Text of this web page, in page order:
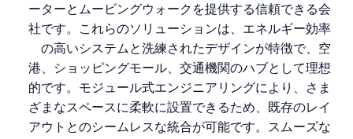
ーターとムービングウォークを提供する信頼できる会
社です。これらのソリューションは、エネルギー効率
の高いシステムと洗練されたデザインが特徴で、空
港、ショッピングモール、交通機関のハブとして理想
的です。モジュール式エンジニアリングにより、さま
ざまなスペースに柔軟に設置できるため、既存のレイ
アウトとのシームレスな統合が可能です。スムーズな